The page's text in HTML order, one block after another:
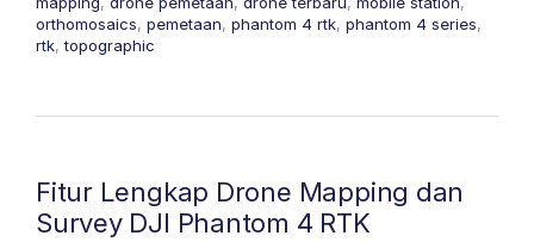
orthomosaics, pemetaan, phantom 4 rtk, phantom 4 series,
rtk,topographic
Fitur Lengkap Drone Mapping dan
Survey DJI Phantom 4 RTK